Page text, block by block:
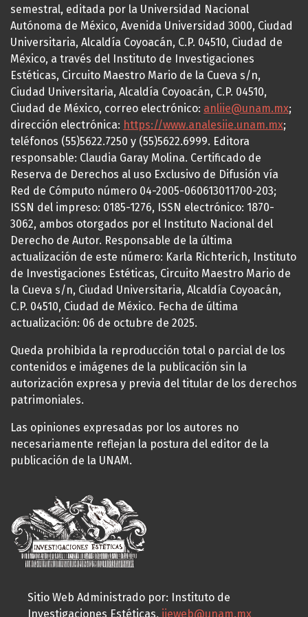
semestral, editada por la Universidad Nacional
Autónoma de México, Avenida Universidad 3000, Ciudad
Universitaria, Alcaldía Coyoacán, C.P. 04510, Ciudad de
México, a través del Instituto de Investigaciones
Estéticas, Circuito Maestro Mario de la Cueva s/n,
Ciudad Universitaria, Alcaldía Coyoacán, C.P. 04510,
Ciudad de México, correo electrónico: anliie@unam.mx;
dirección electrónica: https://www.analesiie.unam.mx;
teléfonos (55)5622.7250 y (55)5622.6999. Editora
responsable: Claudia Garay Molina. Certificado de
Reserva de Derechos al uso Exclusivo de Difusión vía
Red de Cómputo número 04-2005-060613011700-203;
ISSN del impreso: 0185-1276, ISSN electrónico: 1870-
3062, ambos otorgados por el Instituto Nacional del
Derecho de Autor. Responsable de la última
actualización de este número: Karla Richterich, Instituto
de Investigaciones Estéticas, Circuito Maestro Mario de
la Cueva s/n, Ciudad Universitaria, Alcaldía Coyoacán,
C.P. 04510, Ciudad de México. Fecha de última
actualización: 06 de octubre de 2025.
Queda prohibida la reproducción total o parcial de los
contenidos e imágenes de la publicación sin la
autorización expresa y previa del titular de los derechos
patrimoniales.
Las opiniones expresadas por los autores no
necesariamente reflejan la postura del editor de la
publicación de la UNAM.
Sitio Web Administrado por: Instituto de
Investigaciones Estéticas, iieweb@unam.mx